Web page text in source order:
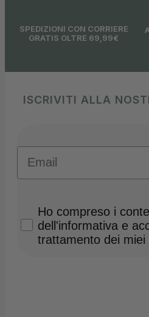
SPEDIZIONI CON CORRIERE
GRATIS OLTRE 69,99€
ISCRIVITI ALLA
Privacy Policy
Ho compreso i
dell'informativa e
trattamento dei miei